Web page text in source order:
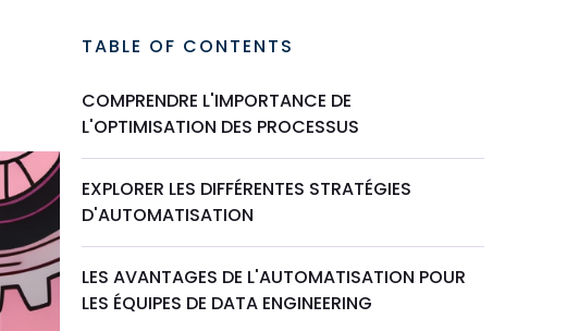
TABLE OF CONTENTS
COMPRENDRE L'IMPORTANCE DE
L'OPTIMISATION DES PROCESSUS
EXPLORER LES DIFFÉRENTES STRATÉGIES
D'AUTOMATISATION
LES AVANTAGES DE L'AUTOMATISATION POUR
LES ÉQUIPES DE DATA ENGINEERING